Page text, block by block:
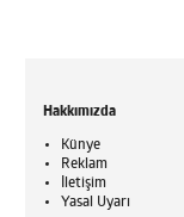
Hakkımızda
Künye
Reklam
İletişim
Yasal Uyarı